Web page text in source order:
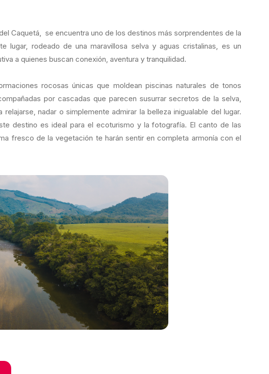
Caquetá, se encuentra uno de los destinos más sorprendentes de la
lugar, rodeado de una maravillosa selva y aguas cristalinas, es un
a quienes buscan conexión, aventura y tranquilidad.
rocosas únicas que moldean piscinas naturales de tonos
por cascadas que parecen susurrar secretos de la selva,
nadar o simplemente admirar la belleza inigualable del lugar.
destino es ideal para el ecoturismo y la fotografía. El canto de las
fresco de la vegetación te harán sentir en completa armonía con el